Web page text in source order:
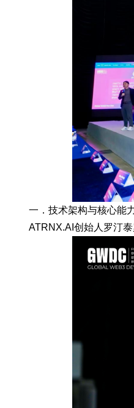
一．技术架构与核心能
ATRNX.AI创始人罗汀